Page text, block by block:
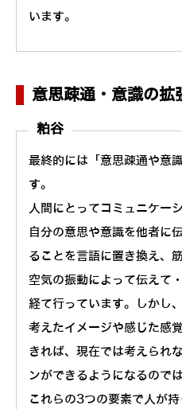
います。
意思疎通・意識の拡
粕谷
最終的には「意思疎通や意
す。
人間にとってコミュニケー
自分の意思や意識を他者に
ることを言語に置き換え、
空気の振動によって伝えて
経て行っています。しかし
考えたイメージや感じた感
きれば、現在では考えられ
ンができるようになるので
これらの3つの要素で人が